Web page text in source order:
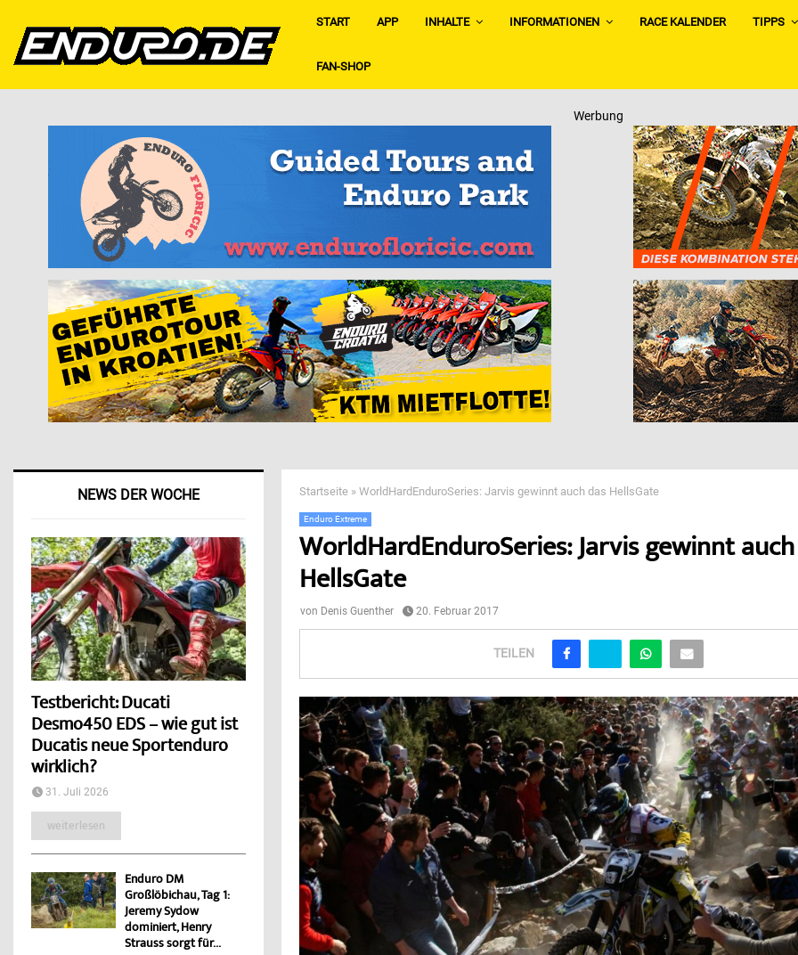
START APP INHALTE INFORMATIONEN RACE KALENDER TIPPS
FAN-SHOP
Werbung
Startseite »WorldHardEnduroSeries: Jarvis gewinnt auch das HellsGate
Enduro Extreme
WorldHardEnduroSeries: Jarvis gewinnt
HellsGate
von Denis Guenther 20. Februar 2017
TEILEN
NEWS DER WOCHE
Testbericht: Ducati
Desmo450 EDS – wie gut ist
Ducatis neue Sportenduro
wirklich?
31. Juli 2026
weiterlesen
Enduro DM
Großlöbichau, Tag 1:
Jeremy Sydow
dominiert, Henry
Strauss sorgt für...